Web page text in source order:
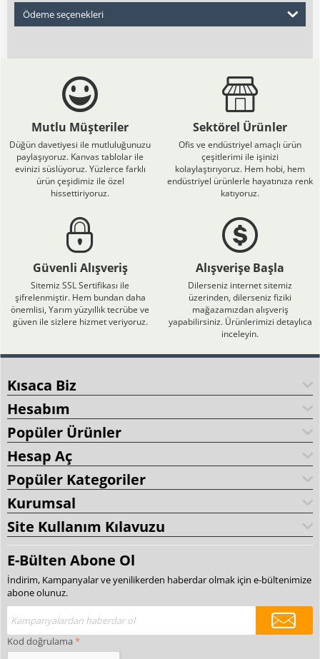
Ödeme seçenekleri
Mutlu Müşteriler
Düğün davetiyesi ile mutluluğunuzu
paylaşıyoruz. Kanvas tablolar ile
evinizi süslüyoruz. Yüzlerce farklı
ürün çeşidimiz ile özel
hissettiriyoruz.
Sektörel Ürünler
Ofis ve endüstriyel amaçlı ürün
çeşitlerimi ile işinizi
kolaylaştırıyoruz. Hem hobi, hem
endüstriyel ürünlerle hayatınıza renk
katıyoruz.
Güvenli Alışveriş
Sitemiz SSL Sertifikası ile
şifrelenmiştir. Hem bundan daha
önemlisi, Yarım yüzyıllık tecrübe ve
güven ile sizlere hizmet veriyoruz.
Alışverişe Başla
Dilerseniz internet sitemiz
üzerinden, dilerseniz fiziki
mağazamızdan alışveriş
yapabilirsiniz. Ürünlerimizi detaylıca
inceleyin.
Kısaca Biz
Hesabım
Popüler Ürünler
Hesap Aç
Popüler Kategoriler
Kurumsal
Site Kullanım Kılavuzu
E-Bülten Abone Ol
İndirim, Kampanyalar ve yenilikerden haberdar olmak için e-bültenimize
abone olunuz.
Kod doğrulama